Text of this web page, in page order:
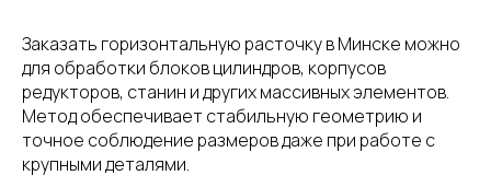
Заказать горизонтальную расточку в Минске можно
для обработки блоков цилиндров, корпусов
редукторов, станин и других массивных элементов.
Метод обеспечивает стабильную геометрию и
точное соблюдение размеров даже при работе с
крупными деталями.